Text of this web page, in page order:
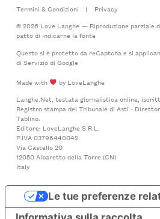
Termini & Condizioni |
Privacy
© 2026 Love Langhe — Riproduzione parziale
patto di indicarne la fonte
Questo si è protetto da reCaptcha e si
di Serviziodi Google
Made with
by LoveLanghe
Langhe.Net, testata giornalistica online,
Registro stampa del Tribunale di Asti -
Tablino.
Editore: LoveLanghe S.R.L.
P.IVA 03796440042
Via Castello 20
12050 Albaretto della Torre (CN)
Italy
Le tue preferenze